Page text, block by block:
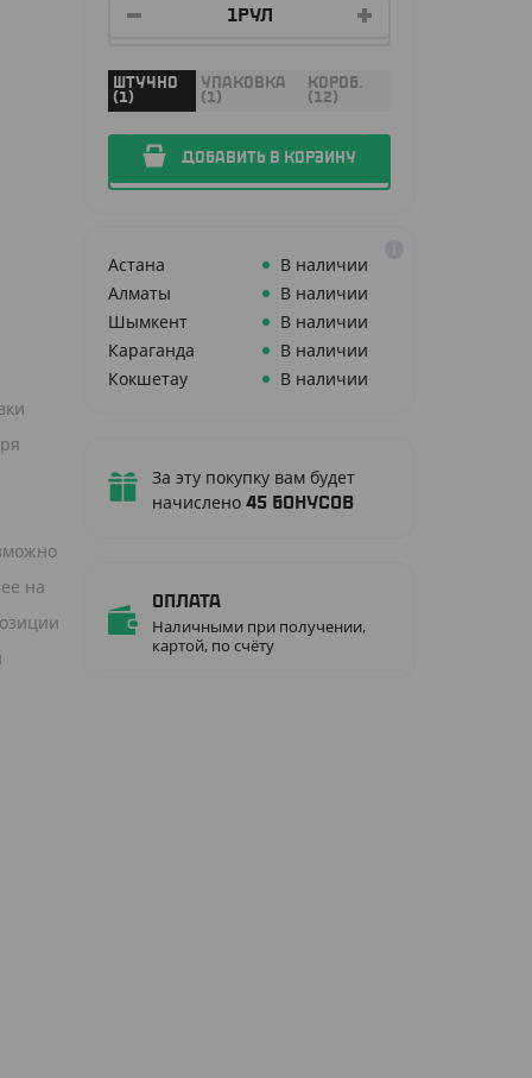
ШТУЧНО
(1)
УПАКОВКА
(1)
КОРОБ.
(12)
ДОБАВИТЬ В КОРЗИНУ
Астана
В наличии
Алматы
В наличии
Шымкент
В наличии
Караганда
В наличии
Кокшетау
В наличии
За эту покупку вам будет
начислено 45 бонусов
Оплата
Наличными при получении,
картой, по счёту
на